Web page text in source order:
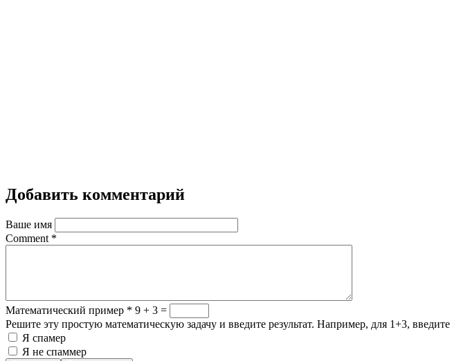
Добавить комментарий
Ваше имя
Comment *
Математический пример * 9 + 3 =
Решите эту простую математическую задачу и введите результат. Например, для 1+3, введите
Я спамер
Я не спаммер